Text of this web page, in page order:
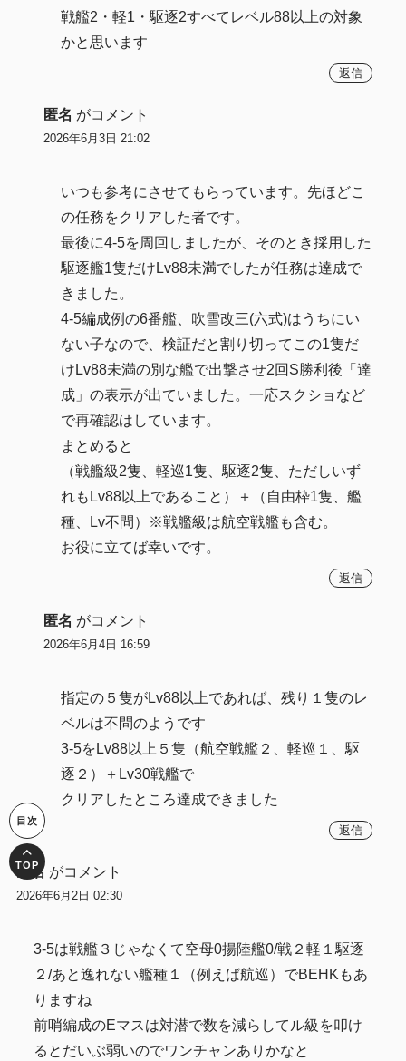
戦艦2・軽1・駆逐2すべてレベル88以上の対象
かと思います
返信
匿名 がコメント
2026年6月3日 21:02
いつも参考にさせてもらっています。先ほどこ
の任務をクリアした者です。
最後に4-5を周回しましたが、そのとき採用した
駆逐艦1隻だけLv88未満でしたが任務は達成で
きました。
4-5編成例の6番艦、吹雪改三(六式)はうちにい
ない子なので、検証だと割り切ってこの1隻だ
けLv88未満の別な艦で出撃させ2回S勝利後「達
成」の表示が出ていました。一応スクショなど
で再確認はしています。
まとめると
（戦艦級2隻、軽巡1隻、駆逐2隻、ただしいず
れもLv88以上であること）＋（自由枠1隻、艦
種、Lv不問）※戦艦級は航空戦艦も含む。
お役に立てば幸いです。
返信
匿名 がコメント
2026年6月4日 16:59
指定の５隻がLv88以上であれば、残り１隻のレ
ベルは不問のようです
3-5をLv88以上５隻（航空戦艦２、軽巡１、駆
逐２）＋Lv30戦艦で
クリアしたところ達成できました
返信
匿名 がコメント
2026年6月2日 02:30
3-5は戦艦３じゃなくて空母0揚陸艦0/戦２軽１駆逐
２/あと逸れない艦種１（例えば航巡）でBEHKもあ
りますね
前哨編成のEマスは対潜で数を減らしてル級を叩け
るとだいぶ弱いのでワンチャンありかなと